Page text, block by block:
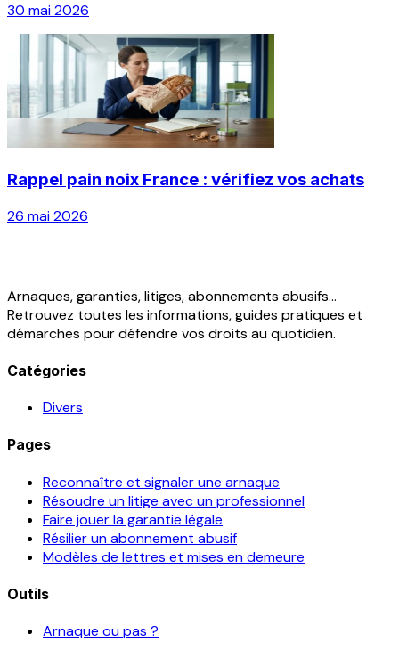
30 mai 2026
Rappel pain noix France : vérifiez vos achats
26 mai 2026
Arnaques, garanties, litiges, abonnements abusifs...
Retrouvez toutes les informations, guides pratiques et
démarches pour défendre vos droits au quotidien.
Catégories
Divers
Pages
Reconnaître et signaler une arnaque
Résoudre un litige avec un professionnel
Faire jouer la garantie légale
Résilier un abonnement abusif
Modèles de lettres et mises en demeure
Outils
Arnaque ou pas ?